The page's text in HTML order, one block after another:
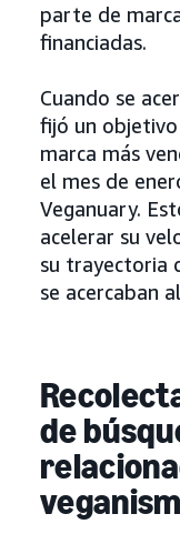
parte de
financiadas.
Cuando se
fijó un
marca más
el mes de
Veganuary.
acelerar su
su trayectoria
se acercaban
de